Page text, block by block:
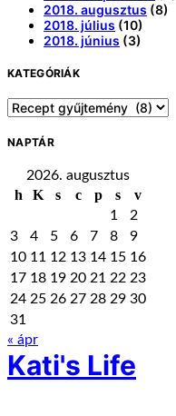
2018. augusztus (8)
2018. július (10)
2018. június (3)
KATEGÓRIÁK
Kategóriák
NAPTÁR
2026. augusztus
h K s c p s v
1
2
3
4 5 6 7 8
9
10 11 12 13 14 15 16
17 18 19 20 21 22 23
24 25 26 27 28 29 30
31
« ápr
Kati's Life